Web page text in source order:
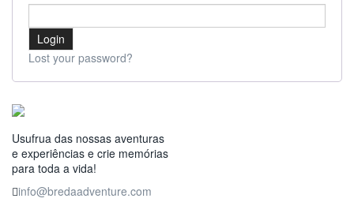
Lost your password?
Usufrua das nossas aventuras
e experiências e crie memórias
para toda a vida!
info@bredaadventure.com